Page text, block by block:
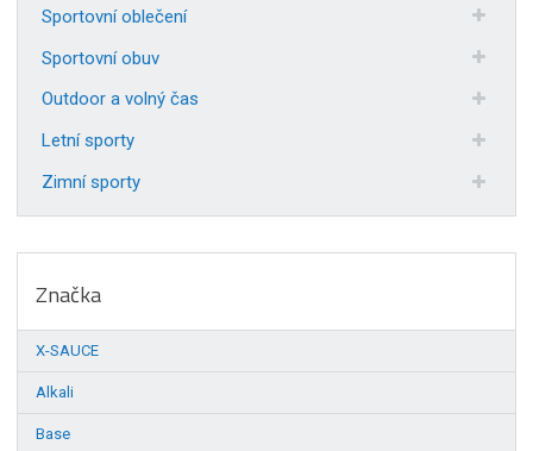
Sportovní oblečení
Sportovní obuv
Outdoor a volný čas
Letní sporty
Zimní sporty
Značka
X-SAUCE
Alkali
Base